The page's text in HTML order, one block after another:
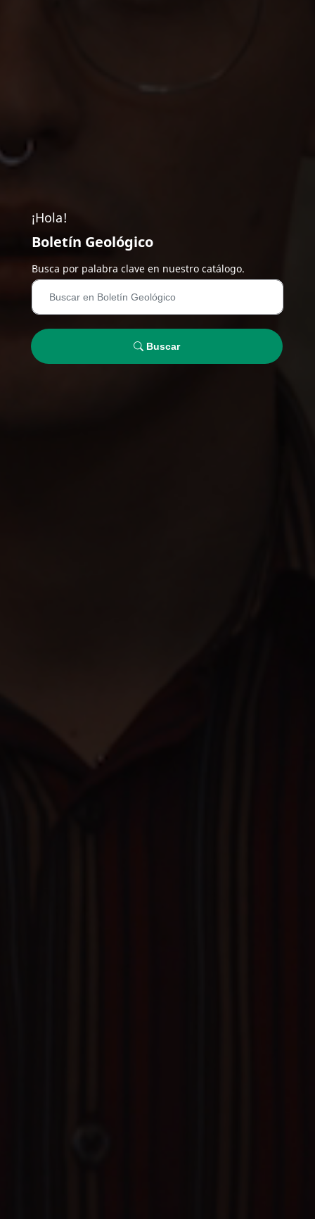
¡Hola!
Boletín Geológico
Busca por palabra clave en nuestro catálogo.
Buscar